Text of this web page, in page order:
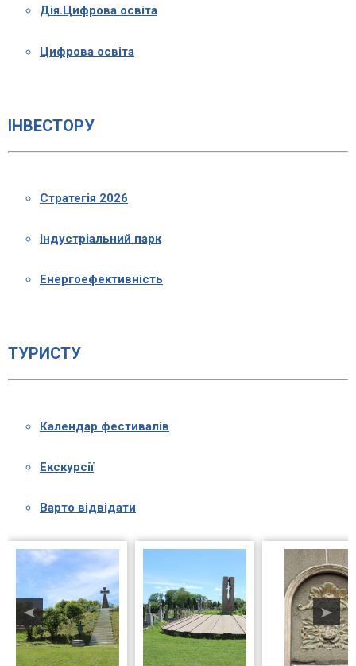
Дія.Цифрова освіта
Цифрова освіта
ІНВЕСТОРУ
Стратегія 2026
Індустріальний парк
Енергоефективність
ТУРИСТУ
Календар фестивалів
Екскурсії
Варто відвідати